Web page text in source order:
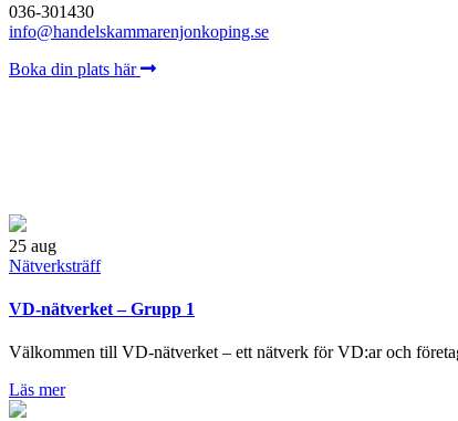
036-301430
info@handelskammarenjonkoping.se
Boka din plats här
25 aug
Nätverksträff
VD-nätverket – Grupp 1
Välkommen till VD-nätverket – ett nätverk för VD:ar och
Läs mer